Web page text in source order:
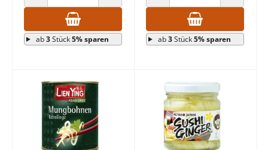
ANZAHL VERRINGERN ANZAHL ERHÖHEN
ab3Stück5% sparen
ANZAHL VERRINGERN ANZAHL
ab3Stück5% sparen